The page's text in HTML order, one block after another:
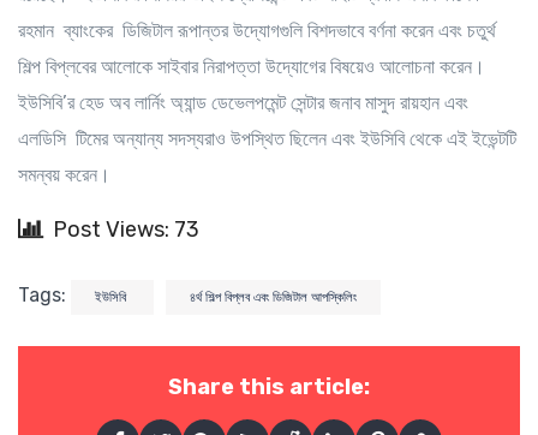
রহমান ব্যাংকের ডিজিটাল রূপান্তর উদ্যোগগুলি বিশদভাবে বর্ণনা করেন এবং চতুর্থ
শিল্প বিপ্লবের আলোকে সাইবার নিরাপত্তা উদ্যোগের বিষয়েও আলোচনা করেন।
ইউসিবি’র হেড অব লার্নিং অ্যান্ড ডেভেলপমেন্ট সেন্টার জনাব মাসুদ রায়হান এবং
এলডিসি টিমের অন্যান্য সদস্যরাও উপস্থিত ছিলেন এবং ইউসিবি থেকে এই ইভেন্টটি
সমন্বয় করেন।
Post Views: 73
Tags: ইউসিবি ৪র্থ শিল্প বিপ্লব এবং ডিজিটাল আপস্কিলিং
Share this article: